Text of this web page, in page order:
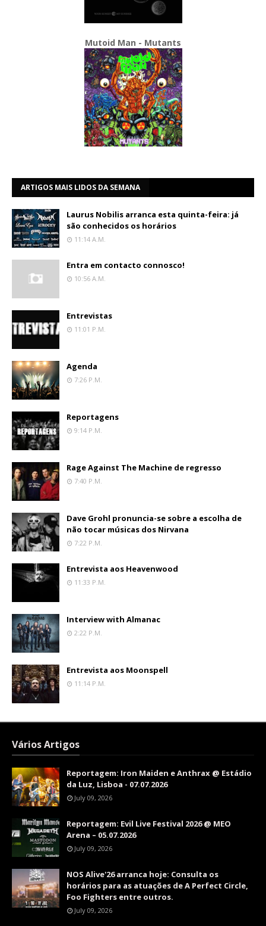
Mutoid Man - Mutants
ARTIGOS MAIS LIDOS DA SEMANA
Laurus Nobilis arranca esta quinta-feira: já
são conhecidos os horários
11:14 A.m.
Entra em contacto connosco!
10:56 A.m.
Entrevistas
11:01 P.m.
Agenda
7:26 P.m.
Reportagens
9:14 P.m.
Rage Against The Machine de regresso
7:40 P.m.
Dave Grohl pronuncia-se sobre a escolha de
não tocar músicas dos Nirvana
7:22 P.m.
Entrevista aos Heavenwood
11:33 P.m.
Interview with Almanac
2:22 P.m.
Entrevista aos Moonspell
11:14 P.m.
Vários Artigos
Reportagem: Iron Maiden e Anthrax @ Estádio
da Luz, Lisboa - 07.07.2026
July 09, 2026
Reportagem: Evil Live Festival 2026 @ MEO
Arena – 05.07.2026
July 09, 2026
NOS Alive'26 arranca hoje: Consulta os
horários para as atuações de A Perfect Circle,
Foo Fighters entre outros.
July 09, 2026